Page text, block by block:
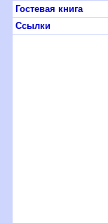
Гостевая книга
Ссылки